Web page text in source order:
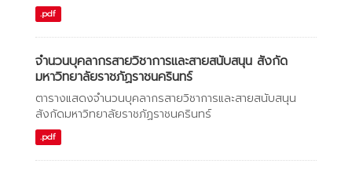
.pdf
จำนวนบุคลากรสายวิชาการและสายสนับสนุน สังกัด
มหาวิทยาลัยราชภัฏราชนครินทร์
ตารางแสดงจำนวนบุคลากรสายวิชาการและสายสนับสนุน
สังกัดมหาวิทยาลัยราชภัฏราชนครินทร์
.pdf